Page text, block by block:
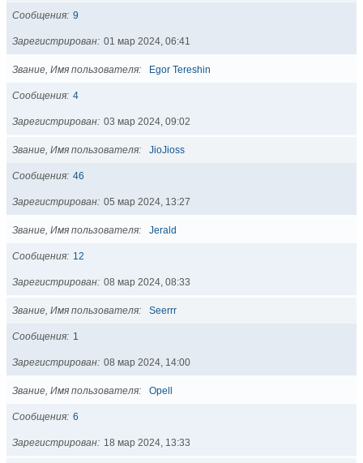
Сообщения 9
Зарегистрирован 01 мар 2024, 06:41
Звание, Имя пользователя Egor Tereshin
Сообщения 4
Зарегистрирован 03 мар 2024, 09:02
Звание, Имя пользователя JioJioss
Сообщения 46
Зарегистрирован 05 мар 2024, 13:27
Звание, Имя пользователя Jerald
Сообщения 12
Зарегистрирован 08 мар 2024, 08:33
Звание, Имя пользователя Seerrr
Сообщения 1
Зарегистрирован 08 мар 2024, 14:00
Звание, Имя пользователя Opell
Сообщения 6
Зарегистрирован 18 мар 2024, 13:33